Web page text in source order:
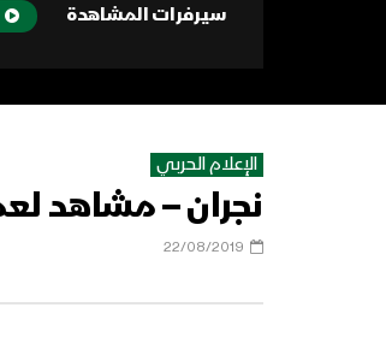
سيرفرات المشاهدة
الإعلام الحربي
نجران – مشاهد
22/08/2019